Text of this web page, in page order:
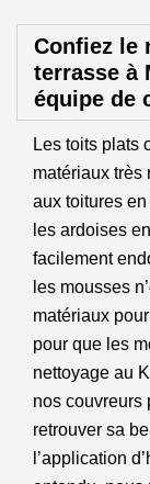
Confiez le
terrasse à
équipe de
Les toits plats
matériaux très
aux toitures
les ardoises
facilement
les mousses
matériaux
pour que les
nettoyage au
nos couvreurs
retrouver sa
l’application